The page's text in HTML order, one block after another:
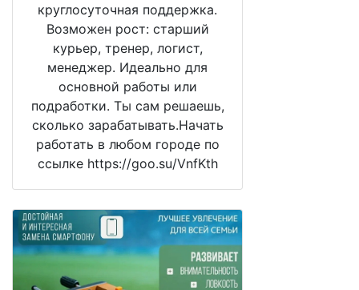
круглосуточная поддержка.
Возможен рост: старший
курьер, тренер, логист,
менеджер. Идеально для
основной работы или
подработки. Ты сам решаешь,
сколько зарабатывать.Начать
работать в любом городе по
ссылке https://goo.su/VnfKth